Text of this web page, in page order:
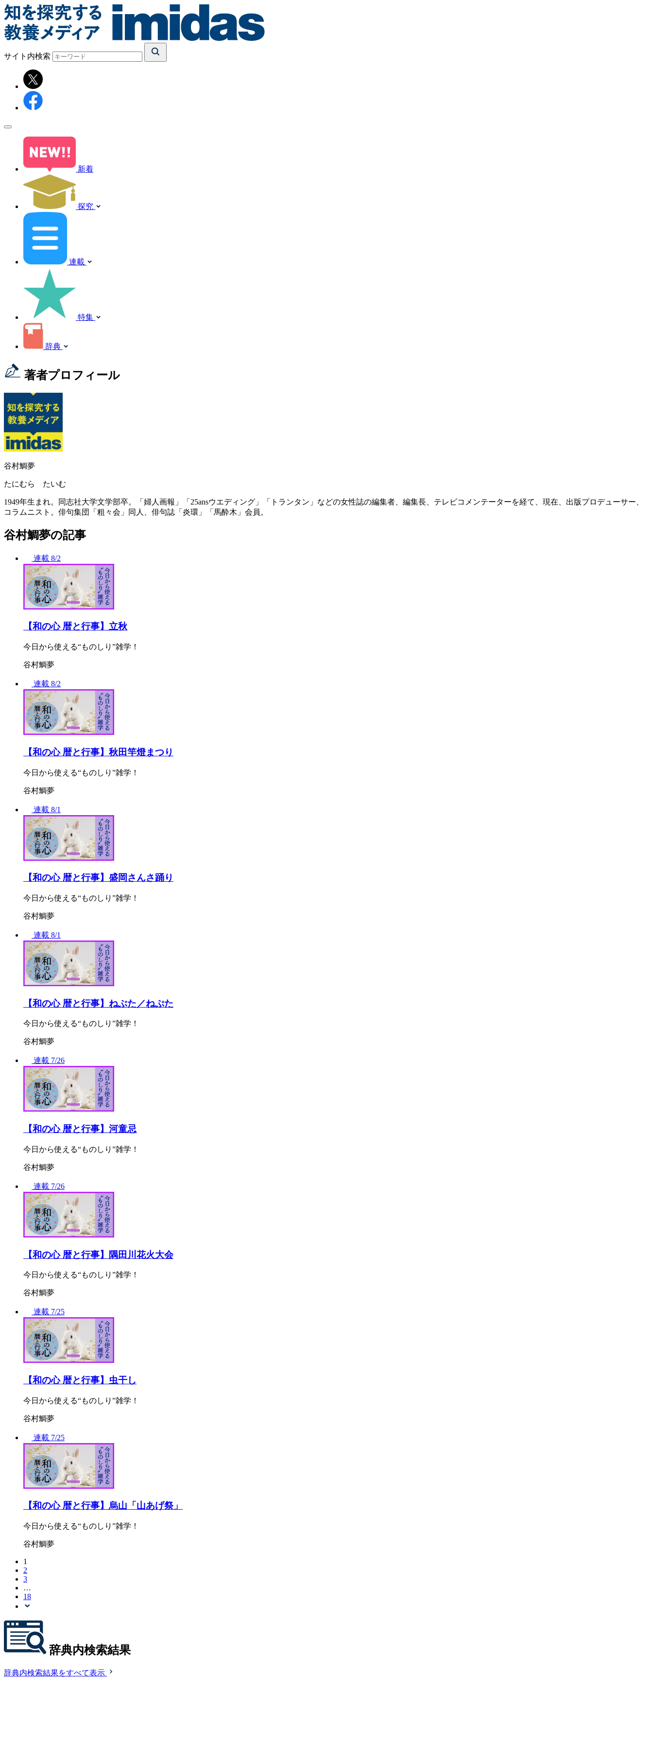
サイト内検索
新着
探究
連載
特集
辞典
著者プロフィール
谷村鯛夢
たにむら たいむ
1949年生まれ。同志社大学文学部卒。「婦人画報」「25ansウエディング」「トランタン」などの女性誌の編集者、編集長、テレビコメンテーターを経て、現在、出版プロデューサー、
コラムニスト。俳句集団「粗々会」同人、俳句誌「炎環」「馬酔木」会員。
谷村鯛夢の記事
連載 8/2
【和の心 暦と行事】立秋
今日から使える“ものしり”雑学！
谷村鯛夢
連載 8/2
【和の心 暦と行事】秋田竿燈まつり
今日から使える“ものしり”雑学！
谷村鯛夢
連載 8/1
【和の心 暦と行事】盛岡さんさ踊り
今日から使える“ものしり”雑学！
谷村鯛夢
連載 8/1
【和の心 暦と行事】ねぶた／ねぷた
今日から使える“ものしり”雑学！
谷村鯛夢
連載 7/26
【和の心 暦と行事】河童忌
今日から使える“ものしり”雑学！
谷村鯛夢
連載 7/26
【和の心 暦と行事】隅田川花火大会
今日から使える“ものしり”雑学！
谷村鯛夢
連載 7/25
【和の心 暦と行事】虫干し
今日から使える“ものしり”雑学！
谷村鯛夢
連載 7/25
【和の心 暦と行事】烏山「山あげ祭」
今日から使える“ものしり”雑学！
谷村鯛夢
1
2
3
…
18
辞典内検索結果
辞典内検索結果をすべて表示